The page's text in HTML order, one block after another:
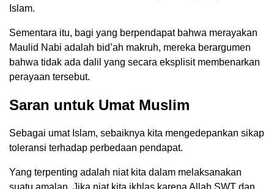
Islam.
Sementara itu, bagi yang berpendapat bahwa merayakan
Maulid Nabi adalah bid’ah makruh, mereka berargumen
bahwa tidak ada dalil yang secara eksplisit membenarkan
perayaan tersebut.
Saran untuk Umat Muslim
Sebagai umat Islam, sebaiknya kita mengedepankan sikap
toleransi terhadap perbedaan pendapat.
Yang terpenting adalah niat kita dalam melaksanakan